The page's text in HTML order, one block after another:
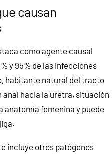
causan
como agente causal
y 95% de las infecciones
habitante natural del tracto
anal hacia la uretra, situación
femenina y puede
incluye otros patógenos